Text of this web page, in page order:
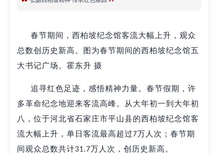
春节期间，西柏坡纪念馆客流大幅上升，观众
总数创历史新高。图为春节期间的西柏坡纪念馆五
大书记广场。霍东升 摄
追寻红色足迹，感悟精神力量。春节假期，许
多革命纪念地迎来客流高峰。从大年初一到大年初
八，位于河北省石家庄市平山县的西柏坡纪念馆客
流大幅上升，单日客流最高超过7万人次；春节期
间观众总数共计31.7万人次，创历史新高。